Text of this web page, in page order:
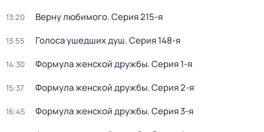
13:20 Верну любимого. Серия 215-я
13:55 Голocа ушедших душ. Серия 148-я
14:30 Формула женской дружбы. Серия 1-я
15:37 Формула женской дружбы. Серия 2-я
16:45 Формула женской дружбы. Серия 3-я